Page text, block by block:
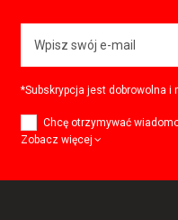
*Subskrypcja jest dobrowolna i
Chcę otrzymywać
Zobacz więcej